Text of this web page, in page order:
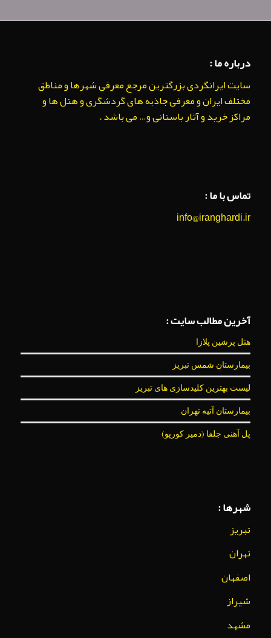
درباره ما :
سایت ایرانگردی بزرگترین مرجع معرفی شهرها و مناطق
مختلف ایران و معرفی جاذبه های گردشگری و هتل ها و
مراکز خرید و آثار باستانی و… می باشد .
تماس با ما :
info@iranghardi.ir
آخرین مطالب سایت :
هتل پرشین پلازا
بیمارستان شمس تبریز
لیست بهترین کلیدسازی های تبریز
بیمارستان آتیه تهران
پل آهنی جلفا (دمیر کورپو)
شهرها :
تبریز
تهران
اصفهان
شیراز
مشهد